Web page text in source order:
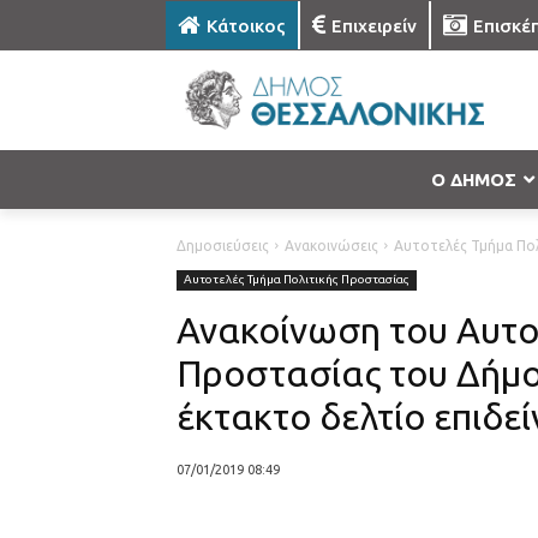
Κάτοικος Επιχειρείν
Ο ΔΗΜΟΣ
Δημοσιεύσεις Ανακοινώσεις Αυτοτελές Τμήμα
Αυτοτελές Τμήμα Πολιτικής Προστασίας
Ανακοίνωση του
Προστασίας του
έκτακτο δελτίο
07/01/2019 08:49